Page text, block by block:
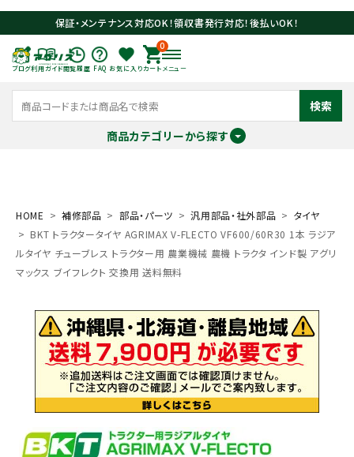
保証・メンテナンス対応OK！領収書発行対応！後払いOK！
ブログ利用ガイド閲覧履歴 FAQ お気に入り
0
カート メニュー
検索
商品カテゴリーから探す
search
お気に入り一覧
閲覧履歴一覧
HOME 補修部品 部品・パーツ 汎用部品・社外部品
タイヤ
BKT トラクタータイヤ AGRIMAX V-FLECTO VF600/60R30 1本 ラジア
ルタイヤ チューブレス トラクター用 農業機械 農機 トラクタ インド製 アグリ
マックス ブイフレクト 交換用 送料無料